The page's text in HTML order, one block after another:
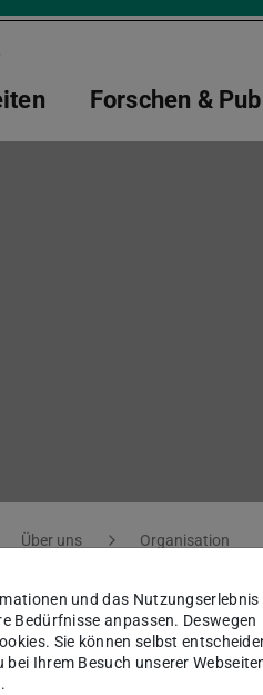
Forschen &
Über uns Organisation
und das Nutzungserlebnis
Bedürfnisse anpassen. Deswegen
Sie können selbst
bei Ihrem Besuch unserer